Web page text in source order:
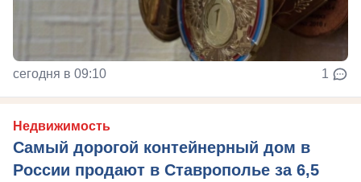
сегодня в 09:10 1
Недвижимость
Самый дорогой контейнерный дом в
России продают в Ставрополье за 6,5